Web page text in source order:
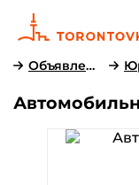
Объявления